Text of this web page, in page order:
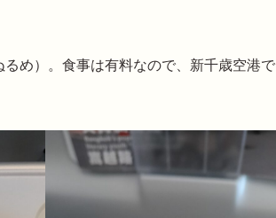
め）。食事は有料なので、新千歳空港で